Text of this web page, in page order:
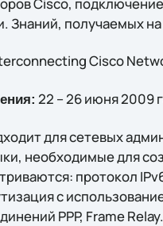
Знаний, получаемых
Cisco
22 – 26 июня 2009
для сетевых
необходимые для
протокол
с
PPP, Frame